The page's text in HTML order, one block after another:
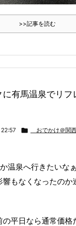
>>記事を読む
有馬温泉でリフ
 おでかけ＠関
温泉へ行きたいな
もなくなったのか
の平日なら通常価格